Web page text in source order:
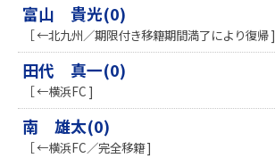
富山 貴光(0)
［ ←北九州／期限付き移籍期間満了により復帰 ]
田代 真一(0)
［ ←横浜FC ]
南 雄太(0)
［ ←横浜FC／完全移籍 ]